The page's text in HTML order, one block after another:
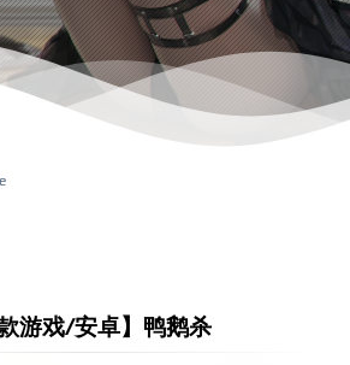
款游戏/安卓】鸭鹅杀